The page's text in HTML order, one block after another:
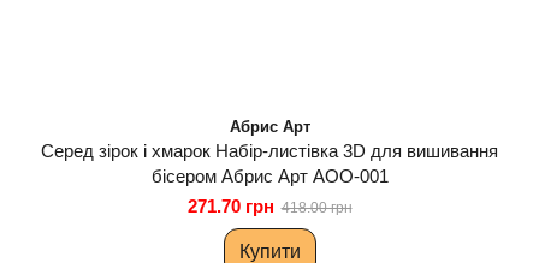
Абрис Арт
Серед зірок і хмарок Набір-листівка 3D для вишивання
бісером Абрис Арт AOO-001
271.70 грн 418.00 грн
Купити